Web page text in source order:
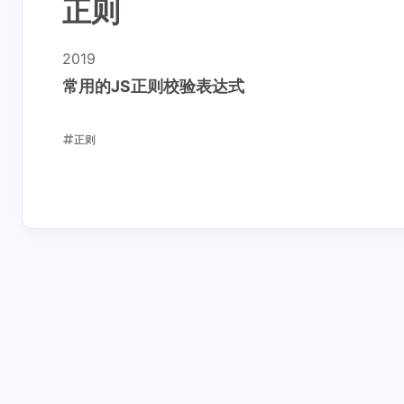
正则
2019
常用的JS正则校验表达式
正则